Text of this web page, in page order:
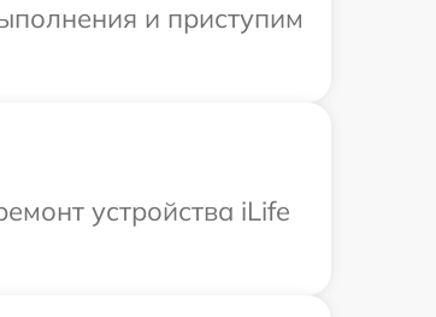
и приступим
устройства iLife